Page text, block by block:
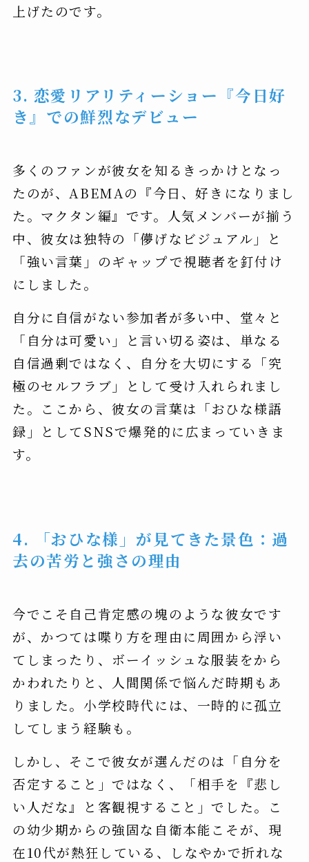
上げたのです。
3. 恋愛リアリティーショー『今日好
き』での鮮烈なデビュー
多くのファンが彼女を知るきっかけとなっ
たのが、ABEMAの『今日、好きになりまし
た。マクタン編』です。人気メンバーが揃う
中、彼女は独特の「儚げなビジュアル」と
「強い言葉」のギャップで視聴者を釘付け
にしました。
自分に自信がない参加者が多い中、堂々と
「自分は可愛い」と言い切る姿は、単なる
自信過剰ではなく、自分を大切にする「究
極のセルフラブ」として受け入れられまし
た。ここから、彼女の言葉は「おひな様語
録」としてSNSで爆発的に広まっていきま
す。
4. 「おひな様」が見てきた景色：過
去の苦労と強さの理由
今でこそ自己肯定感の塊のような彼女です
が、かつては喋り方を理由に周囲から浮い
てしまったり、ボーイッシュな服装をから
かわれたりと、人間関係で悩んだ時期もあ
りました。小学校時代には、一時的に孤立
してしまう経験も。
しかし、そこで彼女が選んだのは「自分を
否定すること」ではなく、「相手を『悲し
い人だな』と客観視すること」でした。こ
の幼少期からの強固な自衛本能こそが、現
在10代が熱狂している、しなやかで折れな